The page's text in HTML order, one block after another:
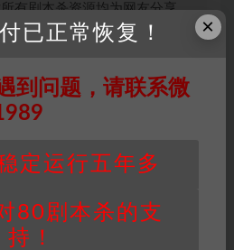
有剧本杀资源均为网友分享
，仅供学习研究使用，请勿
阅读本声明，理解并同意受本
所有适用的法律法规。
供的任何剧本杀资源内容的版
证实资料至邮箱
关剧本攻略。
下载所需积分非剧本杀资源自
×
已正常恢复！
到问题，请联系微
定运行五年多
80剧本杀的支
持！